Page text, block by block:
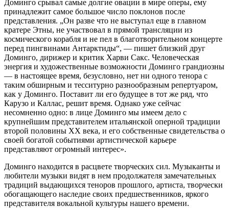
Доминго срывал самые долгие овации в мире оперы, ему
принадлежит самое большое число поклонов после
представления. „Он разве что не выступал еще в главном
кратере Этны, не участвовал в прямой трансляции из
космического корабля и не пел в благотворительном концерте
перед пингвинами Антарктиды“, — пишет близкий друг
Доминго, дирижер и критик Харви Сакс. Человеческая
энергия и художественные возможности Доминго грандиозны
— в настоящее время, безусловно, нет ни одного тенора с
таким обширным и тесситурно разнообразным репертуаром,
как у Доминго. Поставит ли его будущее в тот же ряд, что
Карузо и Каллас, решит время. Однако уже сейчас
несомненно одно: в лице Доминго мы имеем дело с
крупнейшим представителем итальянской оперной традиции
второй половины XX века, и его собственные свидетельства о
своей богатой событиями артистической карьере
представляют огромный интерес».
Доминго находится в расцвете творческих сил. Музыканты и
любители музыки видят в нем продолжателя замечательных
традиций выдающихся теноров прошлого, артиста, творчески
обогащающего наследие своих предшественников, яркого
представителя вокальной культуры нашего времени.